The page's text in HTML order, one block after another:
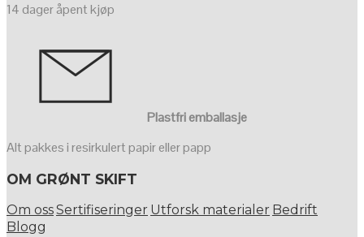
14 dager åpent kjøp
Plastfri emballasje
Alt pakkes i resirkulert papir eller papp
OM GRØNT SKIFT
Om ossSertifiseringer Utforsk materialer Bedrift
Blogg